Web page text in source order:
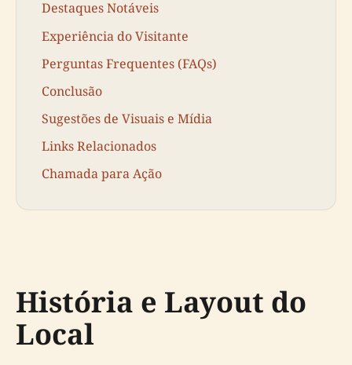
Destaques Notáveis
Experiência do Visitante
Perguntas Frequentes (FAQs)
Conclusão
Sugestões de Visuais e Mídia
Links Relacionados
Chamada para Ação
História e Layout do
Local